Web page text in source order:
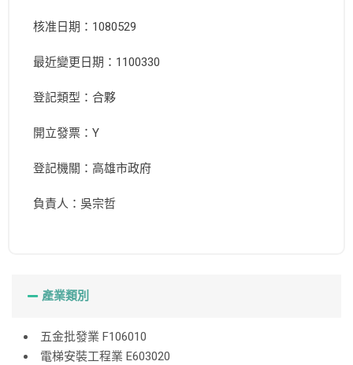
核准日期：1080529
最近變更日期：1100330
登記類型：合夥
開立發票：Y
登記機關：高雄市政府
負責人：吳宗哲
產業類別
五金批發業 F106010
電梯安裝工程業 E603020